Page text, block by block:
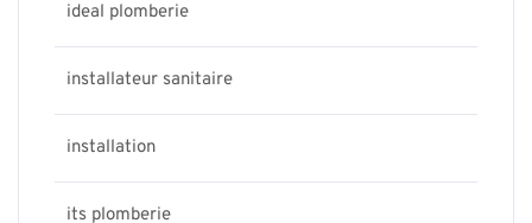
ideal plomberie
installateur sanitaire
installation
its plomberie